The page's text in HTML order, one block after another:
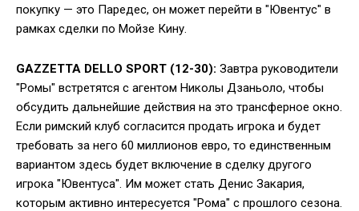
покупку — это Паредес, он может перейти в "Ювентус" в
рамках сделки по Мойзе Кину.
GAZZETTA DELLO SPORT (12-30): Завтра руководители
"Ромы" встретятся с агентом Николы Дзаньоло, чтобы
обсудить дальнейшие действия на это трансферное окно.
Если римский клуб согласится продать игрока и будет
требовать за него 60 миллионов евро, то единственным
вариантом здесь будет включение в сделку другого
игрока "Ювентуса". Им может стать Денис Закария,
которым активно интересуется "Рома" с прошлого сезона.